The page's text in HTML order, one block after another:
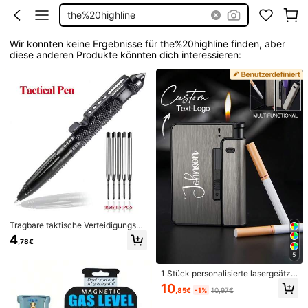
the%20highline
Wir konnten keine Ergebnisse für the%20highline finden, aber
diese anderen Produkte könnten dich interessieren:
Tragbare taktische Verteidigungspe
n aus Aluminium mit Notfall-Glasbr
echer, Sicherheitsschutz, Überlebe
4 ,78€
5
1 Stück personalisierte lasergeätzt
e Metall-Zigarettenhülle, individuell
gestaltete Zigarettenschachtel, bun
10 ,85€ -1% 10,97€